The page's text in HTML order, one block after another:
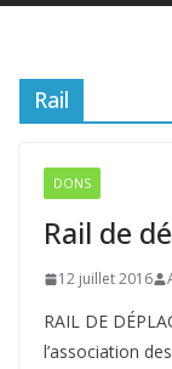
Rail
DONS
Rail de
12 juillet 2016
RAIL DE
l’association